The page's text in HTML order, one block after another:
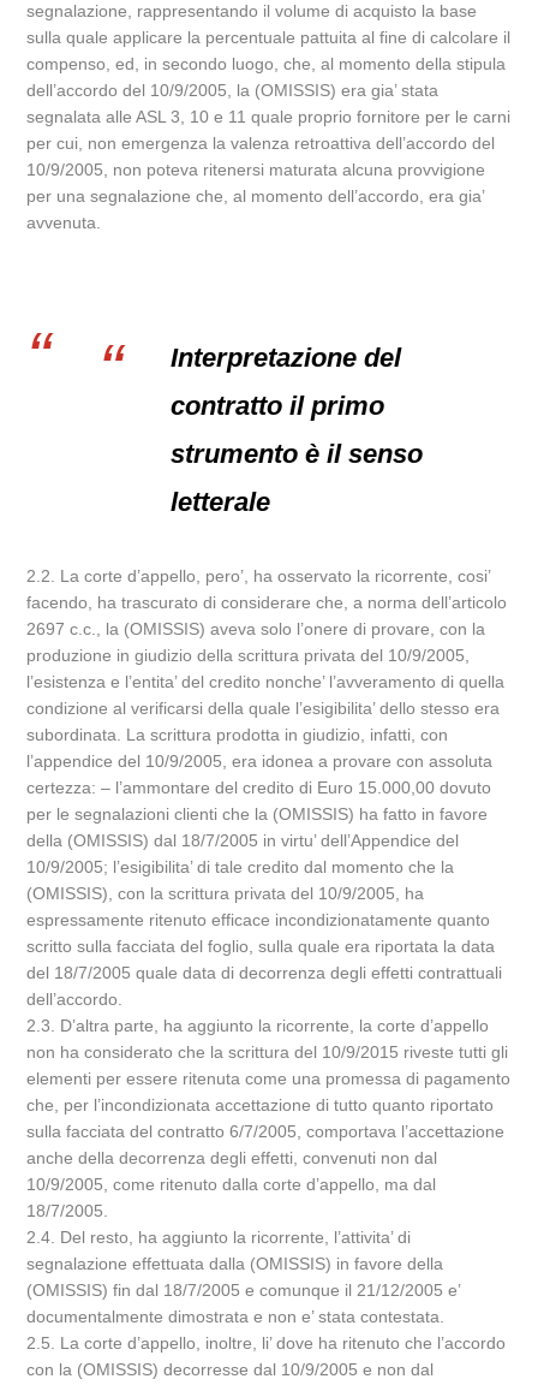
segnalazione, rappresentando il volume di acquisto la base
sulla quale applicare la percentuale pattuita al fine di calcolare il
compenso, ed, in secondo luogo, che, al momento della stipula
dell’accordo del 10/9/2005, la (OMISSIS) era gia’ stata
segnalata alle ASL 3, 10 e 11 quale proprio fornitore per le carni
per cui, non emergenza la valenza retroattiva dell’accordo del
10/9/2005, non poteva ritenersi maturata alcuna provvigione
per una segnalazione che, al momento dell’accordo, era gia’
avvenuta.
Interpretazione del
contratto il primo
strumento è il senso
letterale
2.2. La corte d’appello, pero’, ha osservato la ricorrente, cosi’
facendo, ha trascurato di considerare che, a norma dell’articolo
2697 c.c., la (OMISSIS) aveva solo l’onere di provare, con la
produzione in giudizio della scrittura privata del 10/9/2005,
l’esistenza e l’entita’ del credito nonche’ l’avveramento di quella
condizione al verificarsi della quale l’esigibilita’ dello stesso era
subordinata. La scrittura prodotta in giudizio, infatti, con
l’appendice del 10/9/2005, era idonea a provare con assoluta
certezza: – l’ammontare del credito di Euro 15.000,00 dovuto
per le segnalazioni clienti che la (OMISSIS) ha fatto in favore
della (OMISSIS) dal 18/7/2005 in virtu’ dell’Appendice del
10/9/2005; l’esigibilita’ di tale credito dal momento che la
(OMISSIS), con la scrittura privata del 10/9/2005, ha
espressamente ritenuto efficace incondizionatamente quanto
scritto sulla facciata del foglio, sulla quale era riportata la data
del 18/7/2005 quale data di decorrenza degli effetti contrattuali
dell’accordo.
2.3. D’altra parte, ha aggiunto la ricorrente, la corte d’appello
non ha considerato che la scrittura del 10/9/2015 riveste tutti gli
elementi per essere ritenuta come una promessa di pagamento
che, per l’incondizionata accettazione di tutto quanto riportato
sulla facciata del contratto 6/7/2005, comportava l’accettazione
anche della decorrenza degli effetti, convenuti non dal
10/9/2005, come ritenuto dalla corte d’appello, ma dal
18/7/2005.
2.4. Del resto, ha aggiunto la ricorrente, l’attivita’ di
segnalazione effettuata dalla (OMISSIS) in favore della
(OMISSIS) fin dal 18/7/2005 e comunque il 21/12/2005 e’
documentalmente dimostrata e non e’ stata contestata.
2.5. La corte d’appello, inoltre, li’ dove ha ritenuto che l’accordo
con la (OMISSIS) decorresse dal 10/9/2005 e non dal